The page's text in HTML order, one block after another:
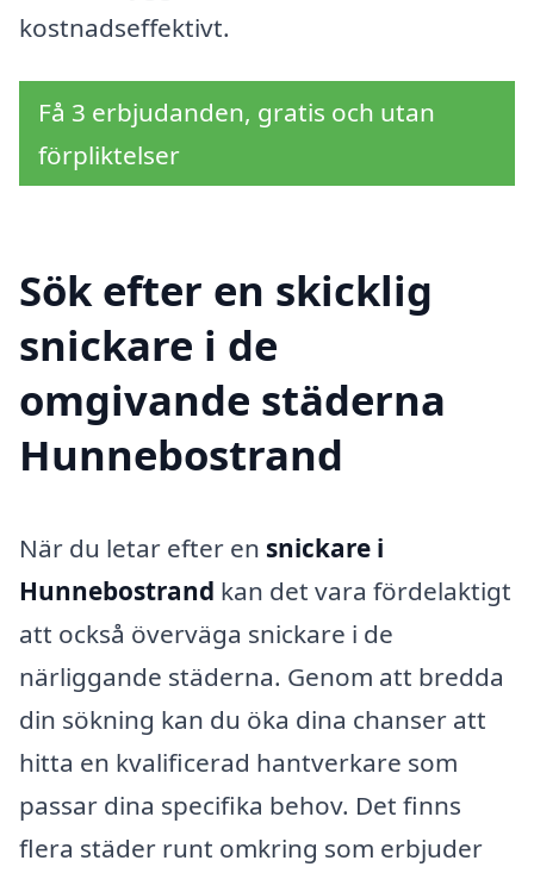
kostnadseffektivt.
Få 3 erbjudanden, gratis och utan
förpliktelser
Sök efter en skicklig
snickare i de
omgivande städerna
Hunnebostrand
När du letar efter en snickare i
Hunnebostrand kan det vara fördelaktigt
att också överväga snickare i de
närliggande städerna. Genom att bredda
din sökning kan du öka dina chanser att
hitta en kvalificerad hantverkare som
passar dina specifika behov. Det finns
flera städer runt omkring som erbjuder